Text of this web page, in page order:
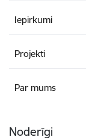
Iepirkumi
Projekti
Par mums
Noderīgi